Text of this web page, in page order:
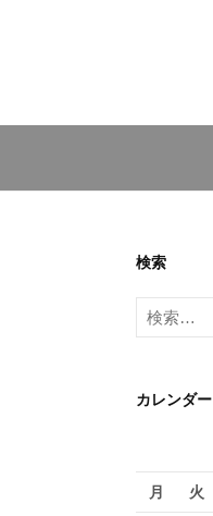
検索
検
索:
カレンダー
月 火